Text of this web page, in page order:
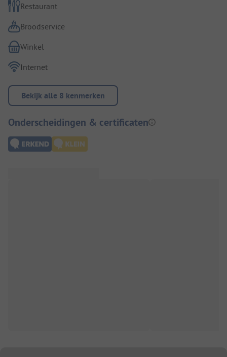
Restaurant
Broodservice
Winkel
Internet
Bekijk alle 8 kenmerken
Onderscheidingen & certificaten